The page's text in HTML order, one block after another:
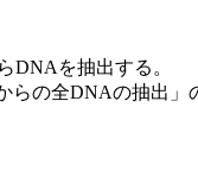
DNAを抽出する。
らの全DNAの抽出」